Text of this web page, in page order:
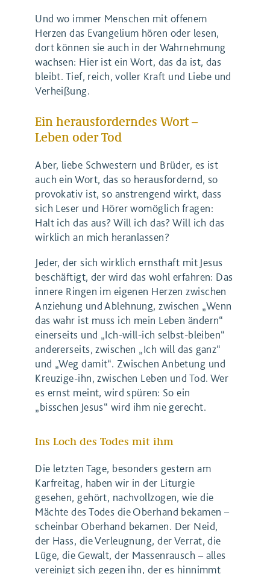
Und wo immer Menschen mit offenem
Herzen das Evangelium hören oder lesen,
dort können sie auch in der Wahrnehmung
wachsen: Hier ist ein Wort, das da ist, das
bleibt. Tief, reich, voller Kraft und Liebe und
Verheißung.
Ein herausforderndes Wort –
Leben oder Tod
Aber, liebe Schwestern und Brüder, es ist
auch ein Wort, das so herausfordernd, so
provokativ ist, so anstrengend wirkt, dass
sich Leser und Hörer womöglich fragen:
Halt ich das aus? Will ich das? Will ich das
wirklich an mich heranlassen?
Jeder, der sich wirklich ernsthaft mit Jesus
beschäftigt, der wird das wohl erfahren: Das
innere Ringen im eigenen Herzen zwischen
Anziehung und Ablehnung, zwischen „Wenn
das wahr ist muss ich mein Leben ändern“
einerseits und „Ich-will-ich selbst-bleiben“
andererseits, zwischen „Ich will das ganz“
und „Weg damit“. Zwischen Anbetung und
Kreuzige-ihn, zwischen Leben und Tod. Wer
es ernst meint, wird spüren: So ein
„bisschen Jesus“ wird ihm nie gerecht.
Ins Loch des Todes mit ihm
Die letzten Tage, besonders gestern am
Karfreitag, haben wir in der Liturgie
gesehen, gehört, nachvollzogen, wie die
Mächte des Todes die Oberhand bekamen –
scheinbar Oberhand bekamen. Der Neid,
der Hass, die Verleugnung, der Verrat, die
Lüge, die Gewalt, der Massenrausch – alles
vereinigt sich gegen ihn, der es hinnimmt